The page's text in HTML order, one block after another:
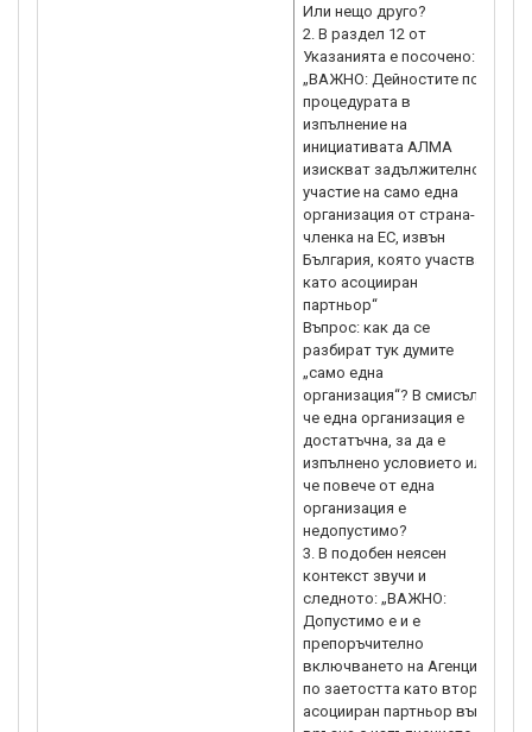
Или нещо друго?
2. В раздел 12 от
Указанията е посочено:
„ВАЖНО: Дейностите по
процедурата в
изпълнение на
инициативата АЛМА
изискват задължително
участие на само една
организация от страна-
членка на ЕС, извън
България, която участва
като асоцииран
партньор“
Въпрос: как да се
разбират тук думите
„само една
организация“? В смисъл,
че една организация е
достатъчна, за да е
изпълнено условието или
че повече от една
организация е
недопустимо?
3. В подобен неясен
контекст звучи и
следното: „ВАЖНО:
Допустимо е и е
препоръчително
включването на Агенция
по заетостта като втори
асоцииран партньор във